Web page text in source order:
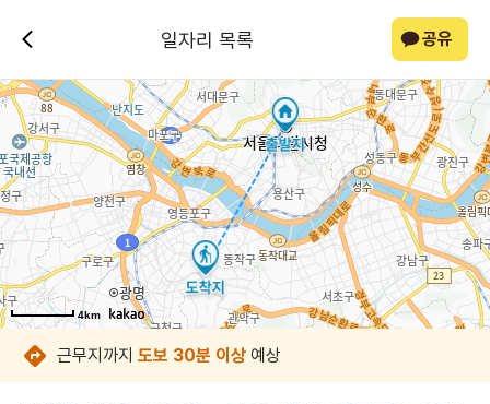
일자리 목록 공유
4km
4km
4km
4km
4km
4km
4km
4km
근무지까지 도보 30분 이상 예상